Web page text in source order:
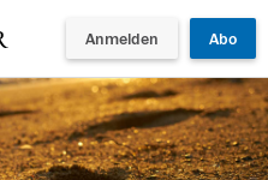
Anmelden Abo